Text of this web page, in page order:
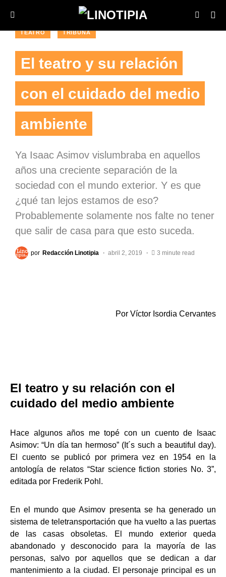
TEATRO TRIBUNA
El teatro y su relación
con el cuidado del medio
ambiente
Ya Isaac Asimov vislumbraba en aquellos
años una creciente separación de la
sociedad con el mundo exterior. Y es que
¿qué tan lejos estamos de eso?
Probablemente solamente nos falte no tener
que salir de casa para que esto suceda.
por Redacción Linotipia abril 2, 2019 3 minute read
Por Víctor Isordia Cervantes
El teatro y su relación con el
cuidado del medio ambiente
Hace algunos años me topé con un cuento de Isaac
Asimov: “Un día tan hermoso” (It´s such a beautiful day).
El cuento se publicó por primera vez en 1954 en la
antología de relatos “Star science fiction stories No. 3”,
editada por Frederik Pohl.
En el mundo que Asimov presenta se ha generado un
sistema de teletransportación que ha vuelto a las puertas
de las casas obsoletas. El mundo exterior queda
abandonado y desconocido para la mayoría de las
personas, salvo por aquellos que se dedican a dar
mantenimiento a la ciudad. El personaje principal es un